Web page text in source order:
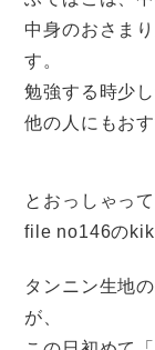
中身のおさま
す。
勉強する時少
他の人にもお
とおっしゃっ
file no146の
タンニン生地
が、